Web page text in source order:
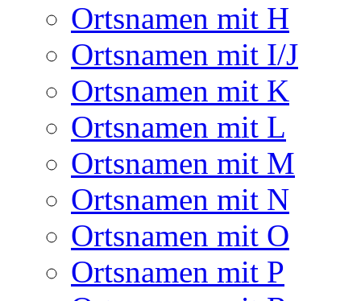
Ortsnamen mit H
Ortsnamen mit I/J
Ortsnamen mit K
Ortsnamen mit L
Ortsnamen mit M
Ortsnamen mit N
Ortsnamen mit O
Ortsnamen mit P